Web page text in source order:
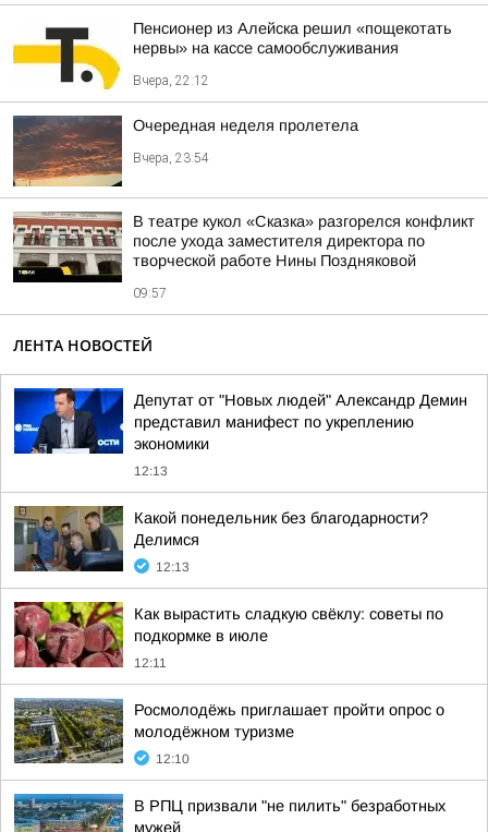
Пенсионер из Алейска решил «пощекотать
нервы» на кассе самообслуживания
Вчера, 22:12
Очередная неделя пролетела
Вчера, 23:54
В театре кукол «Сказка» разгорелся конфликт
после ухода заместителя директора по
творческой работе Нины Поздняковой
09:57
ЛЕНТА НОВОСТЕЙ
Депутат от "Новых людей" Александр Демин
представил манифест по укреплению
экономики
12:13
Какой понедельник без благодарности?
Делимся
12:13
Как вырастить сладкую свёклу: советы по
подкормке в июле
12:11
Росмолодёжь приглашает пройти опрос о
молодёжном туризме
12:10
В РПЦ призвали "не пилить" безработных
мужей